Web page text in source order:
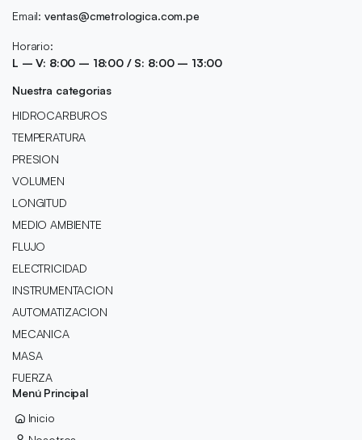
Email: ventas@cmetrologica.com.pe
Horario:
L – V: 8:00 – 18:00 / S: 8:00 – 13:00
Nuestra categorias
HIDROCARBUROS
TEMPERATURA
PRESION
VOLUMEN
LONGITUD
MEDIO AMBIENTE
FLUJO
ELECTRICIDAD
INSTRUMENTACION
AUTOMATIZACION
MECANICA
MASA
FUERZA
Menú Principal
Inicio